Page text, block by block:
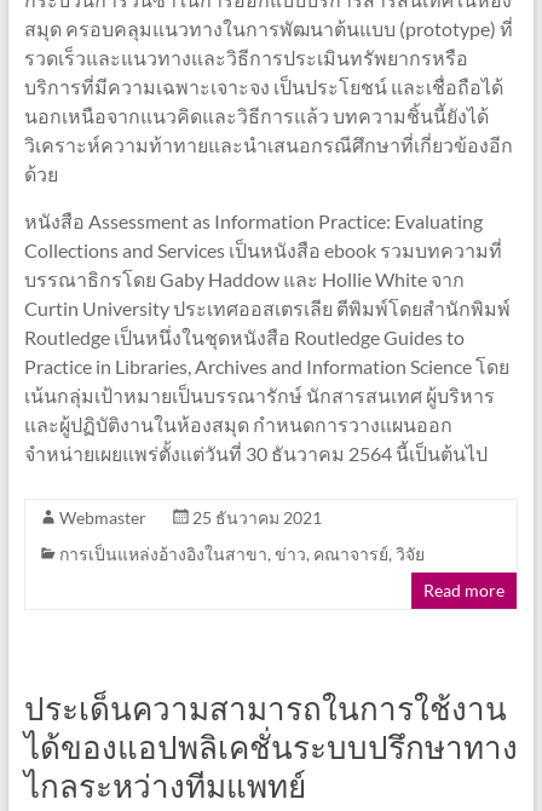
สมุด ครอบคลุมแนวทางในการพัฒนาต้นแบบ (prototype) ที่
รวดเร็วและแนวทางและวิธีการประเมินทรัพยากรหรือ
บริการที่มีความเฉพาะเจาะจง เป็นประโยชน์ และเชื่อถือได้
นอกเหนือจากแนวคิดและวิธีการแล้ว บทความชิ้นนี้ยังได้
วิเคราะห์ความท้าทายและนำเสนอกรณีศึกษาที่เกี่ยวข้องอีก
ด้วย
หนังสือ Assessment as Information Practice: Evaluating
Collections and Services เป็นหนังสือ ebook รวมบทความที่
บรรณาธิกรโดย Gaby Haddow และ Hollie White จาก
Curtin University ประเทศออสเตรเลีย ตีพิมพ์โดยสำนักพิมพ์
Routledge เป็นหนึ่งในชุดหนังสือ Routledge Guides to
Practice in Libraries, Archives and Information Science โดย
เน้นกลุ่มเป้าหมายเป็นบรรณารักษ์ นักสารสนเทศ ผู้บริหาร
และผู้ปฏิบัติงานในห้องสมุด กำหนดการวางแผนออก
จำหน่ายเผยแพร่ตั้งแต่วันที่ 30 ธันวาคม 2564 นี้เป็นต้นไป
Webmaster
25 ธันวาคม 2021
การเป็นแหล่งอ้างอิงในสาขา, ข่าว, คณาจารย์, วิจัย
Read more
ประเด็นความสามารถในการใช้งาน
ได้ของแอปพลิเคชั่นระบบปรึกษาทาง
ไกลระหว่างทีมแพทย์